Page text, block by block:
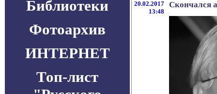
Библиотеки
Фотоархив
ИНТЕРНЕТ
Топ-лист
20.02.2017
13:48
Скончался